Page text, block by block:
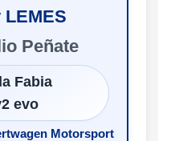
LEMES
Peñate
Fabia
evo
Motorsport